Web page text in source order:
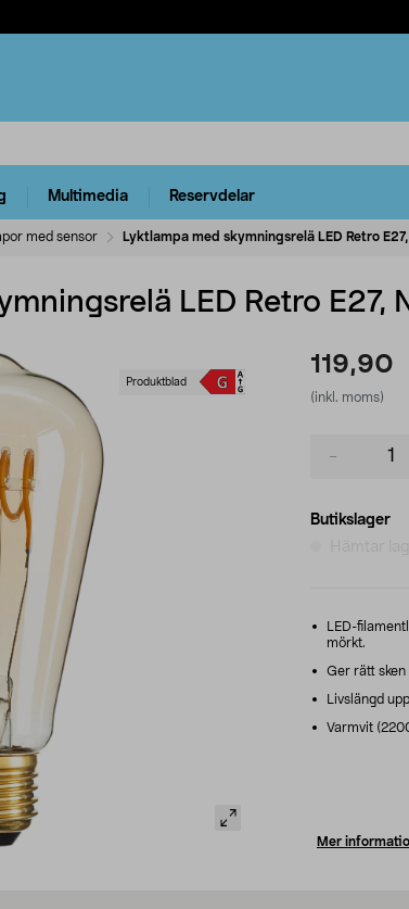
Multimedia Reservdelar
med sensor Lyktlampa med skymningsrelä LED Retro
LED Retro E27,
Produktblad
119,90
(inkl. moms)
Butikslager
LED-
mörkt.
Ger rätt sken
Livslängd
Varmvit
Mer